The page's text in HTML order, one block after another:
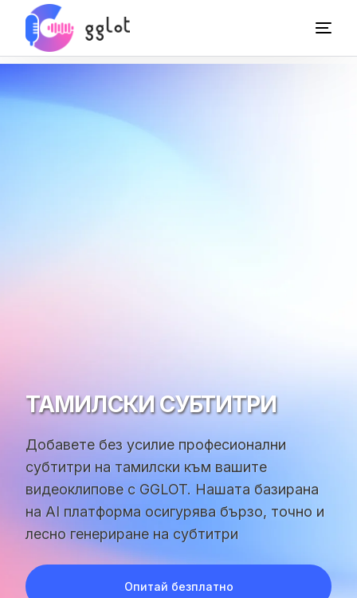
ТАМИЛСКИ СУБТИТРИ
Добавете без усилие професионални
субтитри на тамилски към вашите
видеоклипове с GGLOT. Нашата базирана
на AI платформа осигурява бързо, точно и
лесно генериране на субтитри
Опитай безплатно